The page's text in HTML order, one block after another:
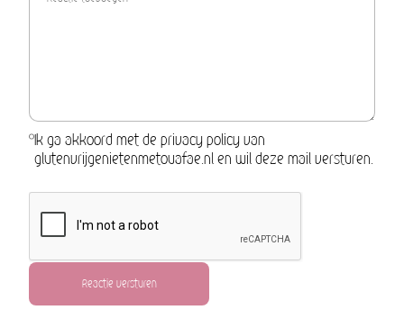
Ik ga akkoord met de privacy policy van
glutenvrijgenietenmetouafae.nl en wil deze mail versturen.
Reactie versturen